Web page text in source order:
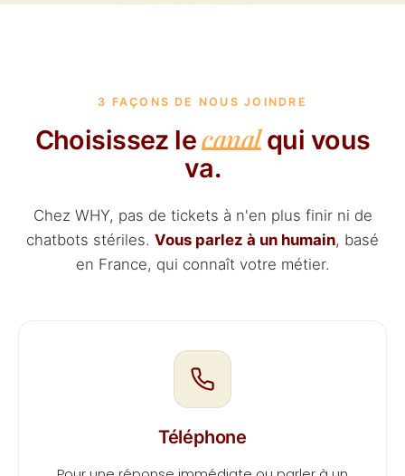
3 FAÇONS DE NOUS JOINDRE
Choisissez lecanalqui vous
va.
Chez WHY, pas de tickets à n'en plus finir ni de
chatbots stériles. Vous parlez à un humain, basé
en France, qui connaît votre métier.
Téléphone